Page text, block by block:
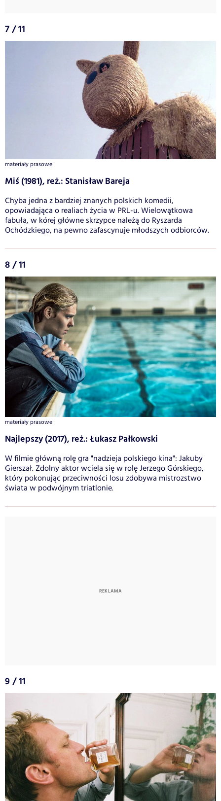
7 / 11
materiały prasowe
Miś (1981), reż.: Stanisław Bareja
Chyba jedna z bardziej znanych polskich komedii,
opowiadająca o realiach życia w PRL-u. Wielowątkowa
fabuła, w kórej główne skrzypce należą do Ryszarda
Ochódzkiego, na pewno zafascynuje młodszych odbiorców.
8 / 11
materiały prasowe
Najlepszy (2017), reż.: Łukasz Pałkowski
W filmie główną rolę gra "nadzieja polskiego kina": Jakuby
Gierszał. Zdolny aktor wciela się w rolę Jerzego Górskiego,
który pokonując przeciwności losu zdobywa mistrozstwo
świata w podwójnym triatlonie.
9 / 11